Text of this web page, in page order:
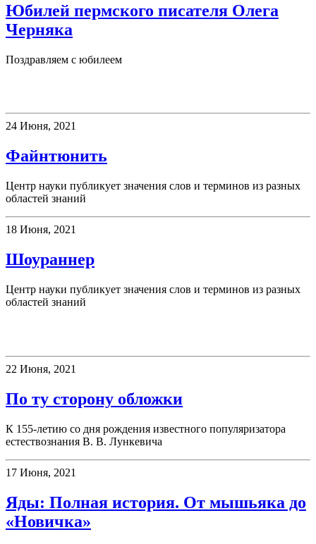
Юбилей пермского писателя Олега
Черняка
Поздравляем с юбилеем
24 Июня, 2021
Файнтюнить
Центр науки публикует значения слов и терминов из разных
областей знаний
18 Июня, 2021
Шоураннер
Центр науки публикует значения слов и терминов из разных
областей знаний
22 Июня, 2021
По ту сторону обложки
К 155-летию со дня рождения известного популяризатора
естествознания В. В. Лункевича
17 Июня, 2021
Яды: Полная история. От мышьяка до
«Новичка»